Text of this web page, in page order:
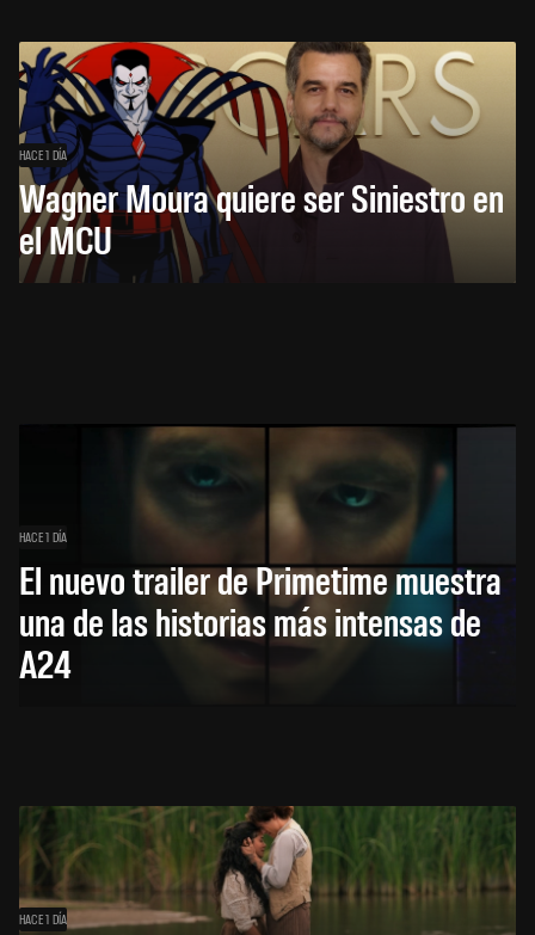
HACE 1 DÍA
Wagner Moura quiere ser Siniestro en
el MCU
HACE 1 DÍA
El nuevo trailer de Primetime muestra
una de las historias más intensas de
A24
HACE 1 DÍA